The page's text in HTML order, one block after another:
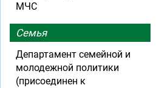
МЧС
Семья
Департамент семейной и
молодежной политики
(присоединен к